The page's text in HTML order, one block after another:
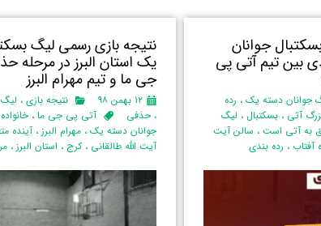
جوانان
بین تیم آتی پی
جوانان دسته یک، رده
آتی ، بسکتبال ، لیگ
به آتی است، سالن آیت
آفتاب ، رده بندی
نتیجه بازی رسمی لیگ
یک استان البرز‌ در مرحله
جی ما و تیم مهرام البرز
۱۲ بهمن ۹۸ نتیجه بازی،
، حذفی آتی پی جی ما،
جوانان دسته یک، مهرام البرز، آینده
آیت الله طالقانی ،کرج ، استان البرز‌،